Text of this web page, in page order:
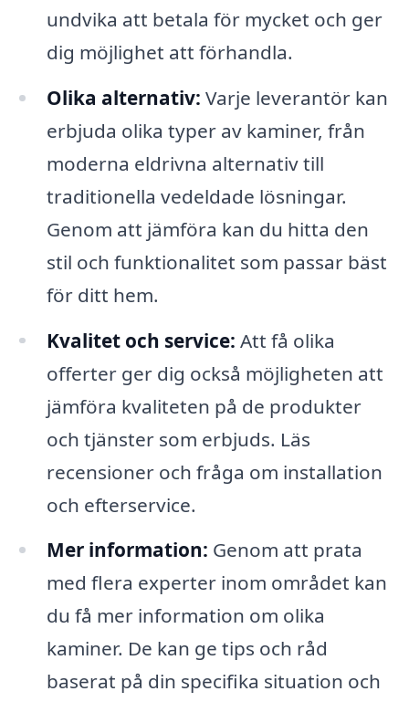
undvika att betala för mycket och ger
dig möjlighet att förhandla.
Olika alternativ: Varje leverantör kan
erbjuda olika typer av kaminer, från
moderna eldrivna alternativ till
traditionella vedeldade lösningar.
Genom att jämföra kan du hitta den
stil och funktionalitet som passar bäst
för ditt hem.
Kvalitet och service: Att få olika
offerter ger dig också möjligheten att
jämföra kvaliteten på de produkter
och tjänster som erbjuds. Läs
recensioner och fråga om installation
och efterservice.
Mer information: Genom att prata
med flera experter inom området kan
du få mer information om olika
kaminer. De kan ge tips och råd
baserat på din specifika situation och